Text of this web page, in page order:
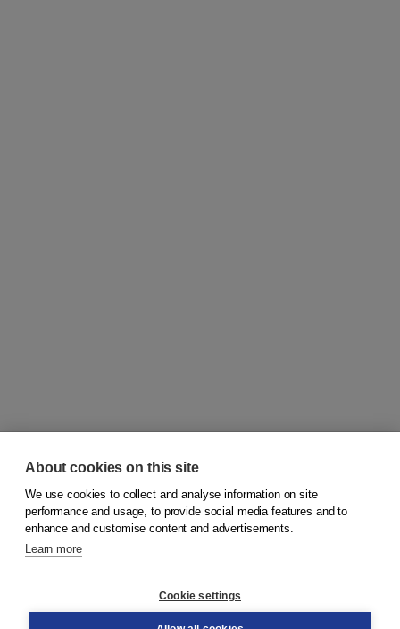
© 2026Koninklijke Boom uitgevers
Order
About cookies on this site
We use cookies to collect and analyse information on site
performance and usage, to provide social media features and to
enhance and customise content and advertisements.
Learn more
Cookie settings